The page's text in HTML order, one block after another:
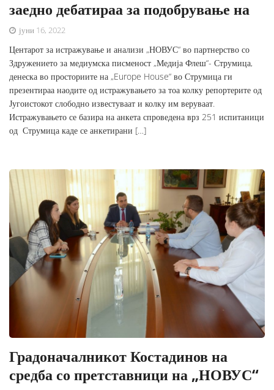
заедно дебатираа за подобрување на
јуни 16, 2022
Центарот за истражување и анализи „НОВУС“ во партнерство со
Здружението за медиумска писменост „Медија Флеш“- Струмица,
денеска во просториите на „Europe House“ во Струмица ги
презентираа наодите од истражувањето за тоа колку репортерите од
Југоистокот слободно известуваат и колку им веруваат.
Истражувањето се базира на анкета спроведена врз 251 испитаници
од Струмица каде се анкетирани […]
Градоначалникот Костадинов на
средба со претставници на „НОВУС“